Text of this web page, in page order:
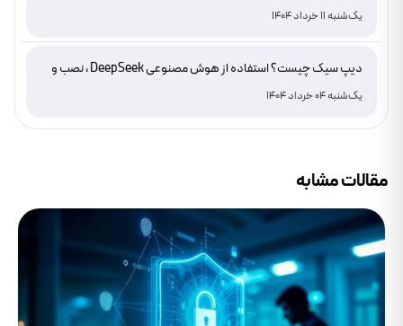
یک‌شنبه 11 خرداد 1404
دیپ سیک چیست؟ استفاده از هوش مصنوعی DeepSeek ، نصب و
دانلود
یک‌شنبه 04 خرداد 1404
مقالات مشابه